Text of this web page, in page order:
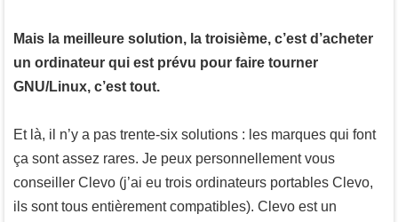
Mais la meilleure solution, la troisième, c’est d’acheter
un ordinateur qui est prévu pour faire tourner
GNU/Linux, c’est tout.
Et là, il n’y a pas trente-six solutions : les marques qui font
ça sont assez rares. Je peux personnellement vous
conseiller Clevo (j’ai eu trois ordinateurs portables Clevo,
ils sont tous entièrement compatibles). Clevo est un